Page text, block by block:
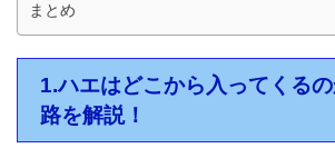
まとめ
1.ハエはどこから入ってくる
路を解説！